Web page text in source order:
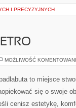
I PRECYZYJNYCH
MOŻLIWOŚĆ
to miejsce
się o swoje
cenisz estetykę,